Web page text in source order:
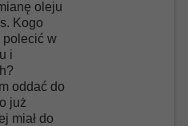
oleju
Kogo
polecić w
i
oddać do
już
miał do